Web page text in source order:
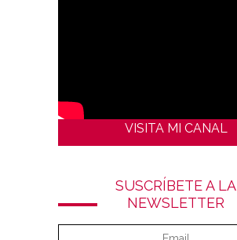
VISITA MI CANAL
SUSCRÍBETE A LA
NEWSLETTER